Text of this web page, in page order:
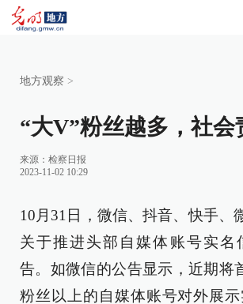
地方观察 >
“大V”粉丝越多，社会
来源： 检察日报
2023-11-02 10:29
10月31日，微信、抖音、快手、
关于推进头部自媒体账号实名
告。如微信的公告显示，近期将
粉丝以上的自媒体账号对外展